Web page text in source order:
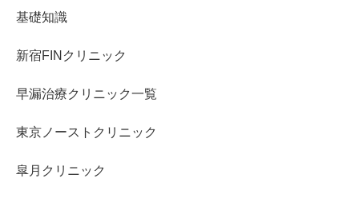
基礎知識
新宿FINクリニック
早漏治療クリニック一覧
東京ノーストクリニック
皐月クリニック